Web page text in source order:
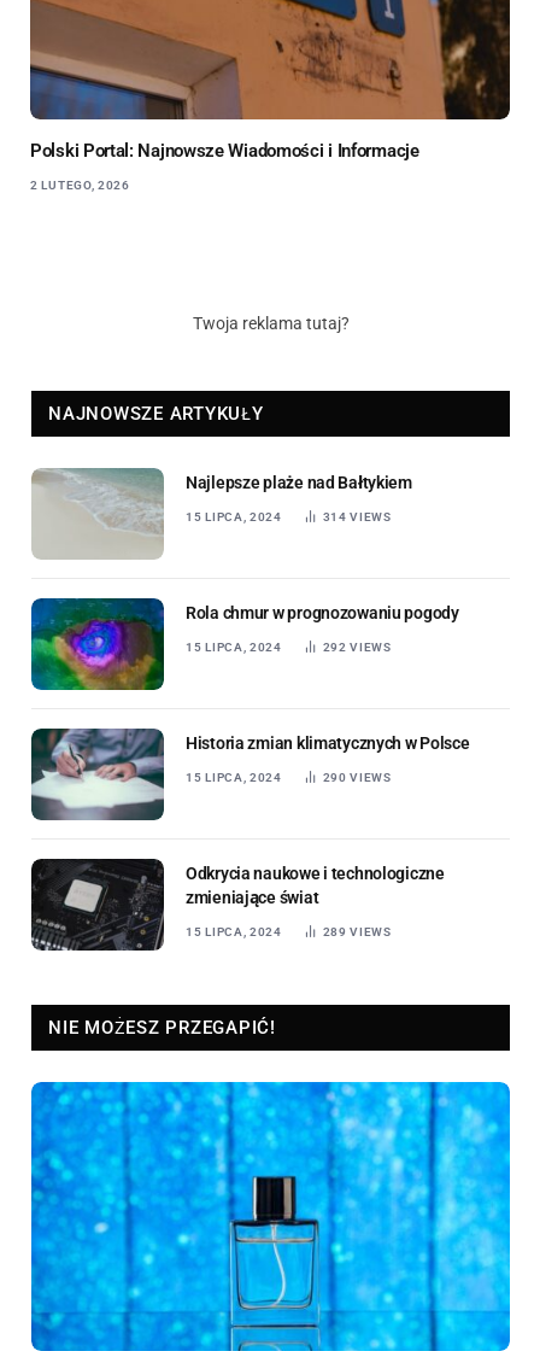
Polski Portal: Najnowsze Wiadomości i Informacje
2 LUTEGO, 2026
Twoja reklama tutaj?
NAJNOWSZE ARTYKUŁY
Najlepsze plaże nad Bałtykiem
15 LIPCA, 2024 314VIEWS
Rola chmur w prognozowaniu pogody
15 LIPCA, 2024 292VIEWS
Historia zmian klimatycznych w Polsce
15 LIPCA, 2024 290VIEWS
Odkrycia naukowe i technologiczne
zmieniające świat
15 LIPCA, 2024 289VIEWS
NIE MOŻESZ PRZEGAPIĆ!